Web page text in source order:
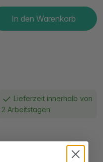
In den Warenkorb
Lieferzeit innerhalb von
2 Arbeitstagen